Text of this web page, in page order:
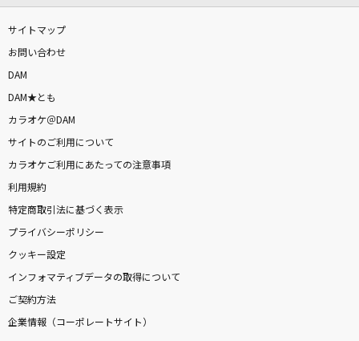
サイトマップ
お問い合わせ
DAM
DAM★とも
カラオケ＠DAM
サイトのご利用について
カラオケご利用にあたっての注意事項
利用規約
特定商取引法に基づく表示
プライバシーポリシー
クッキー設定
インフォマティブデータの取得について
ご契約方法
企業情報（コーポレートサイト）